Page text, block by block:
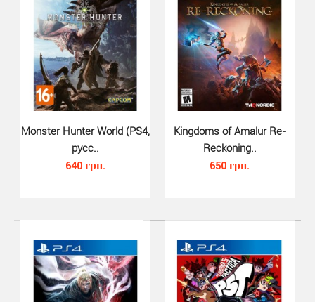
Immortal Realms Vampire Wars (P..
Immortal Realms Vampire Wars PS4 - это стратегическая
игра про вампиров, в которой игрокам предстоит..
Monster Hunter World (PS4,
русс..
640 грн.
Kingdoms of Amalur Re-
Reckoning..
650 грн.